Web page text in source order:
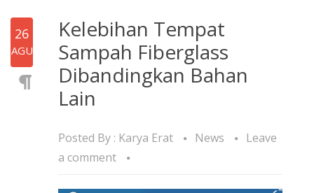
26
AGU
Kelebihan Tempat
Sampah Fiberglass
Dibandingkan Bahan
Lain
Posted By : Karya Erat News
Leave
a comment